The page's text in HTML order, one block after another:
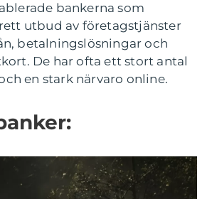
bankerna som
utbud av företagstjänster
betalningslösningar och
De har ofta ett stort antal
en stark närvaro online.